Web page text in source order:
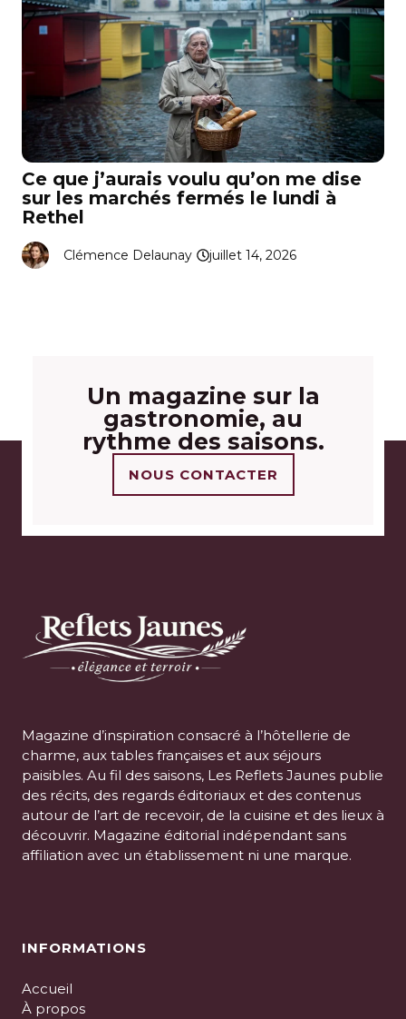
Ce que j’aurais voulu qu’on me dise
sur les marchés fermés le lundi à
Rethel
Clémence Delaunay juillet 14, 2026
Un magazine sur la
gastronomie, au
rythme des saisons.
NOUS CONTACTER
Magazine d’inspiration consacré à l’hôtellerie de
charme, aux tables françaises et aux séjours
paisibles. Au fil des saisons, Les Reflets Jaunes publie
des récits, des regards éditoriaux et des contenus
autour de l’art de recevoir, de la cuisine et des lieux à
découvrir. Magazine éditorial indépendant sans
affiliation avec un établissement ni une marque.
INFORMATIONS
Accueil
À propos